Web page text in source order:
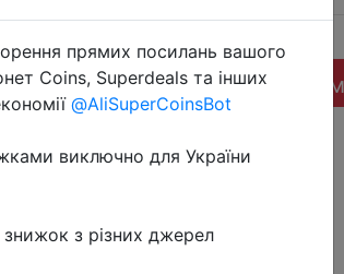
Перейти до
прямих посилань вашого
Coins, Superdeals та інших
@AliSuperCoinsBot
виключно для України
з різних джерел